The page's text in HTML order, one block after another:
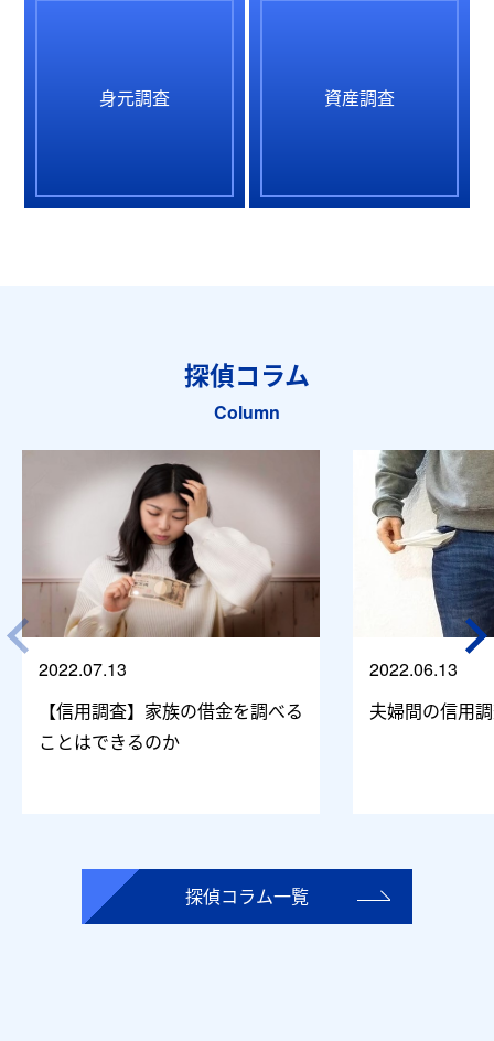
身元調査 資産調査
探偵コラム
Column
2022.07.13
【信用調査】家族の借金を調べる
ことはできるのか
2022.06.13
夫婦間の信用
探偵コラム一覧